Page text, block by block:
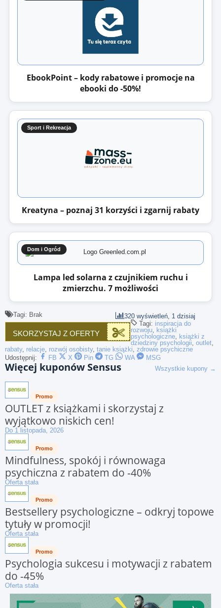
EbookPoint – kody rabatowe i promocje na
ebooki do -50%!
Sport i Rekreacja
Kreatyna – poznaj 31 korzyści i zgarnij rabaty
Dom i Ogród
Lampa led solarna z czujnikiem ruchu i
zmierzchu. 7 możliwości
Tagi: Brak 320 wyświetleń, 1 dzisiaj
SKORZYSTAJ Z OFERTY
Tagi: inspiracja do
rozwoju, książki
psychologiczne, książki z
dziedziny psychologii, outlet,
rabaty, relacje, rozwój osobisty, tanie książki, zdrowie psychiczne
Udostępnij:
FB X Pin TG WA MSG
Więcej kuponów Sensus Wszystkie kupony →
Promo
OUTLET z książkami i skorzystaj z
wyjątkowo niskich cen!
Do 1 listopada, 2026
Promo
Mindfulness, spokój i równowaga
psychiczna z rabatem do -40%
Oferta stała
Promo
Bestsellery psychologiczne – odkryj topowe
tytuły w promocji!
Oferta stała
Promo
Psychologia sukcesu i motywacji z rabatem
do -45%
Oferta stała